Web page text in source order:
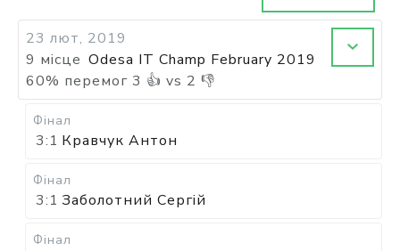
23 лют, 2019
9 місце Odesa IT Champ February 2019
60% перемог 3 👍 vs 2 👎
Фінал
3:1 Кравчук Антон
Фінал
3:1 Заболотний Сергій
Фінал